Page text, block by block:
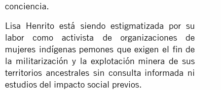
conciencia.
Lisa Henrito está siendo estigmatizada por su
labor como activista de organizaciones de
mujeres indígenas pemones que exigen el fin de
la militarización y la explotación minera de sus
territorios ancestrales sin consulta informada ni
estudios del impacto social previos.